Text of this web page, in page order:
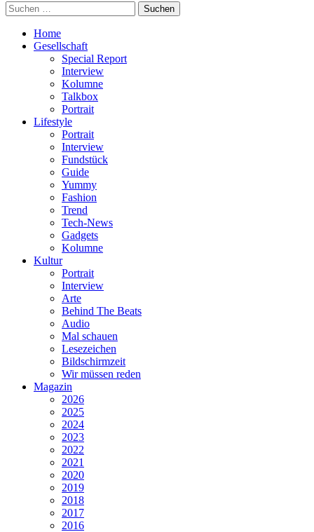
Suchen
nach:
Home
Gesellschaft
Special Report
Interview
Kolumne
Talkbox
Portrait
Lifestyle
Portrait
Interview
Fundstück
Guide
Yummy
Fashion
Trend
Tech-News
Gadgets
Kolumne
Kultur
Portrait
Interview
Arte
Behind The Beats
Audio
Mal schauen
Lesezeichen
Bildschirmzeit
Wir müssen reden
Magazin
2026
2025
2024
2023
2022
2021
2020
2019
2018
2017
2016